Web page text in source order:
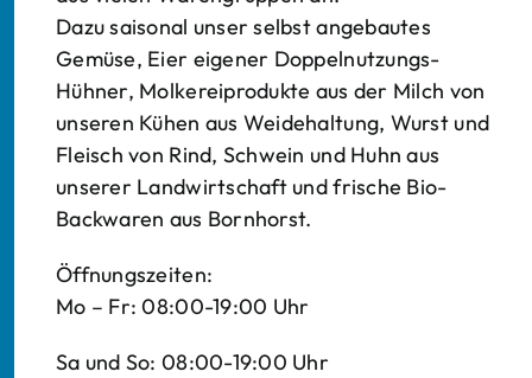
Dazu saisonal unser selbst angebautes
Gemüse, Eier eigener Doppelnutzungs-
Hühner, Molkereiprodukte aus der Milch von
unseren Kühen aus Weidehaltung, Wurst und
Fleisch von Rind, Schwein und Huhn aus
unserer Landwirtschaft und frische Bio-
Backwaren aus Bornhorst.
Öffnungszeiten:
Mo – Fr: 08:00-19:00 Uhr
Sa und So: 08:00-19:00 Uhr